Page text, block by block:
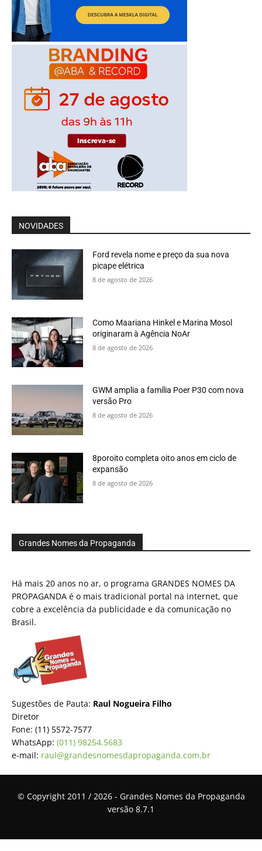
NOVIDADES
Ford revela nome e preço da sua nova
picape elétrica
8 de agosto de 2026
Como Maariana Hinkel e Marina Mosol
originaram à Agência NoAr
8 de agosto de 2026
GWM amplia a família Poer P30 com nova
versão Pro
8 de agosto de 2026
8poroito completa oito anos em ciclo de
expansão
8 de agosto de 2026
Grandes Nomes da Propaganda
Há mais 20 anos no ar, o programa GRANDES NOMES DA
PROPAGANDA é o mais tradicional portal na internet, que
cobre a excelência da publicidade e da comunicação no
Brasil.
Sugestões de Pauta: Raul Nogueira Filho
Diretor
Fone: (11) 5572-7577
WhatsApp: (011) 98254.5683
e-mail: raul@grandesnomesdapropaganda.com.br
© Copyright 2011 / 2026 - Grandes Nomes da Propaganda
versão 8.7.1